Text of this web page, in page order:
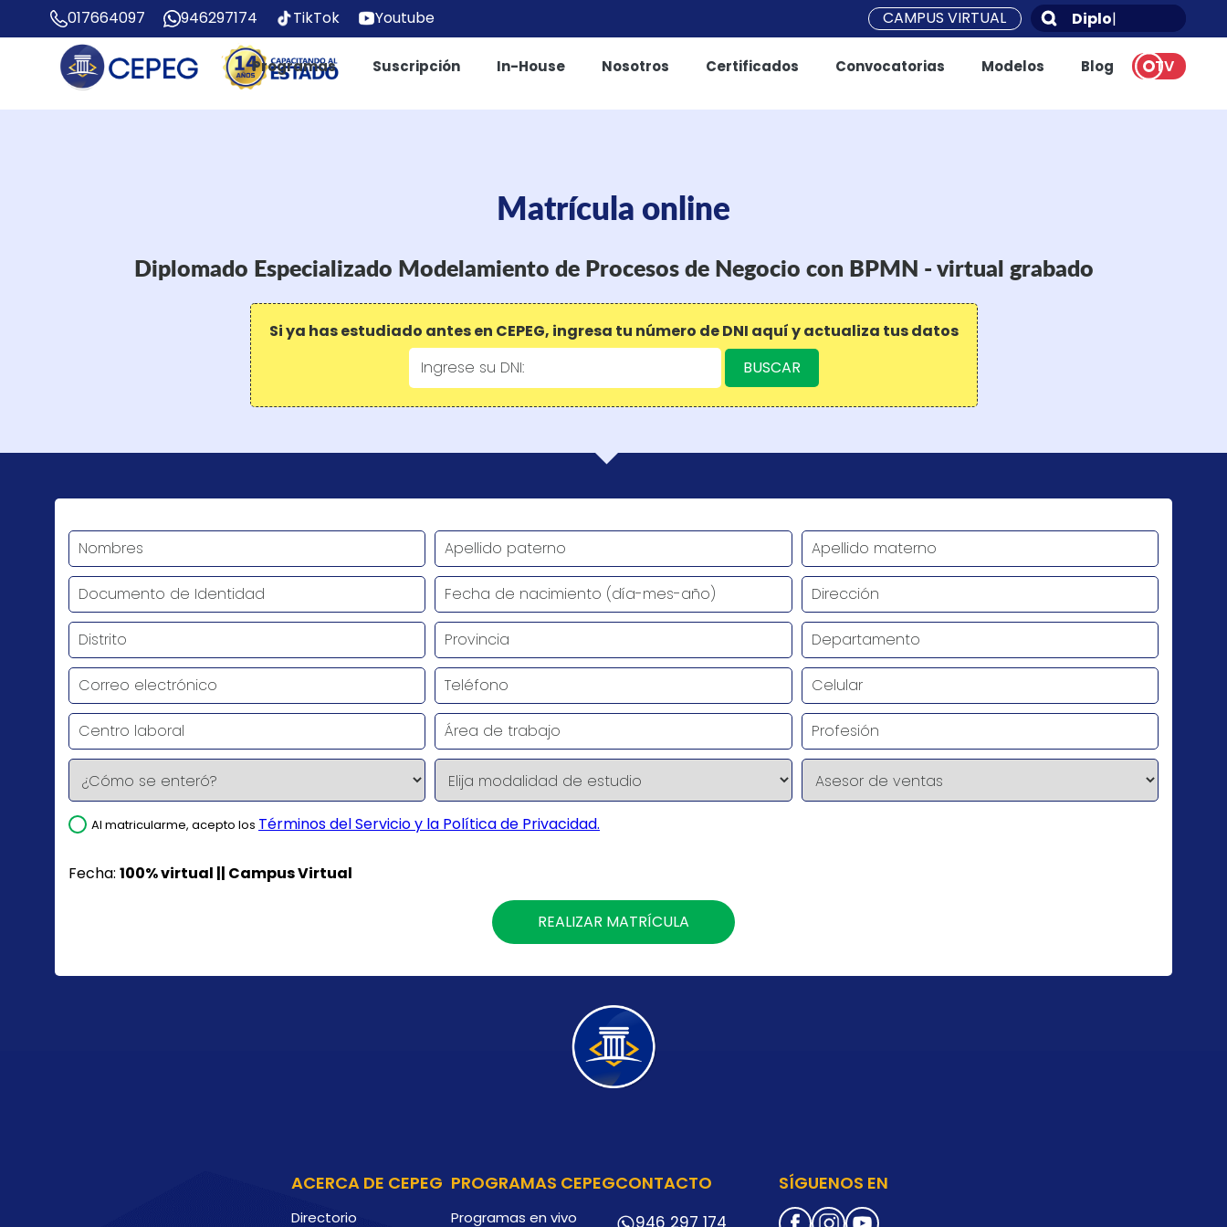
017664097 946297174 TikTok Youtube CAMPUS VIRTUAL Diplomad
Programas Suscripción In-House Nosotros Certificados Convocatorias Modelos Blog TV
Matrícula online
Diplomado Especializado Modelamiento de Procesos de Negocio con BPMN - virtual grabado
Si ya has estudiado antes en CEPEG, ingresa tu número de DNI aquí y actualiza tus datos
BUSCAR
Al matricularme, acepto los Términos del Servicio y la Política de Privacidad.
Fecha: 100% virtual || Campus Virtual
REALIZAR MATRÍCULA
ACERCA DE CEPEG
Directorio
PROGRAMAS CEPEG
Programas en vivo
CONTACTO SÍGUENOS EN